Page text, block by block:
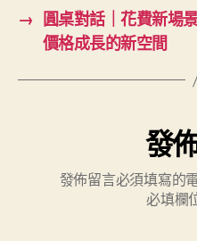
→ 圓桌對話｜花費新場
價格成長的新空間
發
發佈留言必須填寫的
必填欄